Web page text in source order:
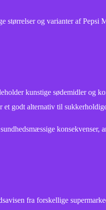
og varianter af Pepsi
kunstige sødemidler og
et godt alternativ til
konsekvenser,
fra forskellige